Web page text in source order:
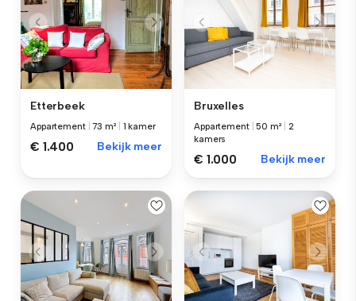
Etterbeek
Appartement |73 m² 1 kamer
€ 1.400 Bekijk meer
Bruxelles
Appartement |50 m²
2
kamers
€ 1.000 Bekijk meer